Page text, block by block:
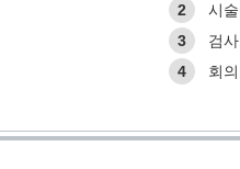
2
시
3
검
4
회